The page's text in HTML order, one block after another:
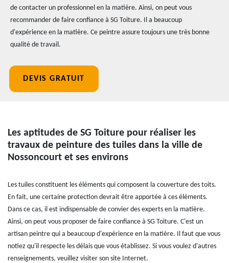
de contacter un professionnel en la matière. Ainsi, on peut vous
recommander de faire confiance à SG Toiture. Il a beaucoup
d'expérience en la matière. Ce peintre assure toujours une très bonne
qualité de travail.
DEVIS GRATUIT
Les aptitudes de SG Toiture pour réaliser les
travaux de peinture des tuiles dans la ville de
Nossoncourt et ses environs
Les tuiles constituent les éléments qui composent la couverture des toits.
En fait, une certaine protection devrait être apportée à ces éléments.
Dans ce cas, il est indispensable de convier des experts en la matière.
Ainsi, on peut vous proposer de faire confiance à SG Toiture. C'est un
artisan peintre qui a beaucoup d'expérience en la matière. Il faut que vous
notiez qu'il respecte les délais que vous établissez. Si vous voulez d'autres
renseignements, veuillez visiter son site Internet.